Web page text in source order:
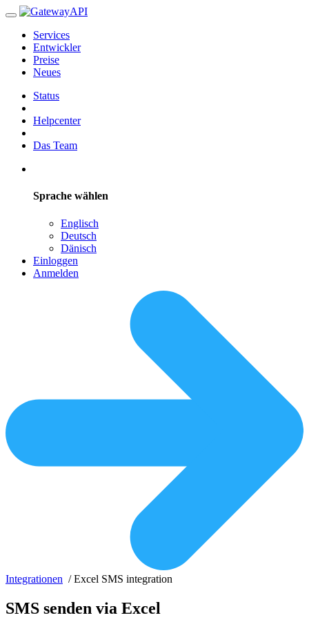
Services
Entwickler
Preise
Neues
Status
Helpcenter
Das Team
Sprache wählen
Englisch
Deutsch
Dänisch
Einloggen
Anmelden
Integrationen /Excel SMS integration
SMS senden via Excel